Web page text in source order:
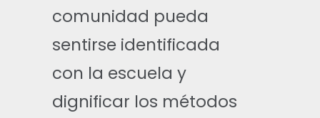
comunidad pueda
sentirse identificada
con la escuela y
dignificar los métodos